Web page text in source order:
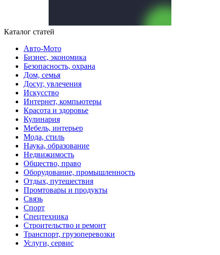
Каталог статей
Авто-Мото
Бизнес, экономика
Безопасность, охрана
Дом, семья
Досуг, увлечения
Искусство
Интернет, компьютеры
Красота и здоровье
Кулинария
Мебель, интерьер
Мода, стиль
Наука, образование
Недвижимость
Общество, право
Оборудование, промышленность
Отдых, путешествия
Промтовары и продукты
Связь
Спорт
Спецтехника
Строительство и ремонт
Транспорт, грузоперевозки
Услуги, сервис